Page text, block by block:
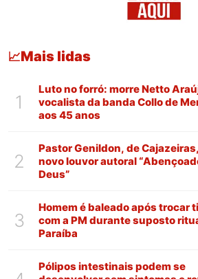
📈Mais lidas
1
Luto no forró: morre Netto
vocalista da banda Collo de
aos 45 anos
2
Pastor Genildon, de
novo louvor autoral
Deus”
3
Homem é baleado após trocar
com a PM durante suposto
Paraíba
Pólipos intestinais podem se